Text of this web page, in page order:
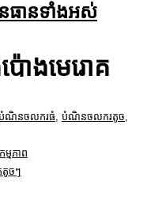
ធានទាំងអស់
ោងមេរោគ
ណិនចលករធំ បំណិនចលករតូច
មភាព
តូចៗ